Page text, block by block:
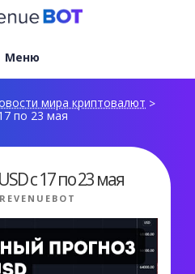
Меню
мира криптовалют >
по 23 мая
с 17 по 23 мая
REVENUEBOT